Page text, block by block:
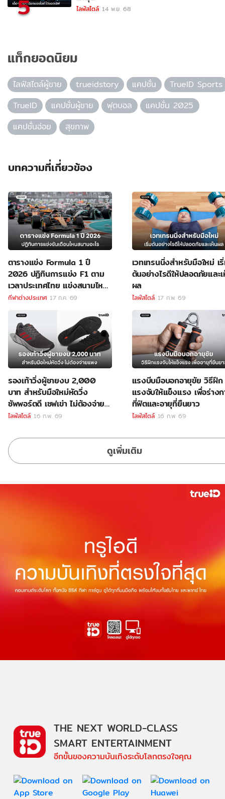
5 ไลฟ์สไตล์ 14 พ.ย. 68
แท็กยอดนิยม
ไลฟ์สไตล์ผู้ชาย trueidstory แคปชั่น
TrueID Sports
TrueID
แคปชั่นผู้ชาย ฟุตบอล
แคปชั่น 2025
แคปชั่นอ่อย
สุขภาพ
บทความที่เกี่ยวข้อง
ตารางแข่ง Formula 1 ปี
2026 ปฏิทินการแข่ง F1 ตาม
เวลาประเทศไทย แข่งสนามไหน
ลิงค์ดูสด F1
กีฬาต่างประเทศ 17 ก.ค. 69
เวทเทรนนิ่งสำหรับมือใหม่ เ
ต้นอย่างไรดีให้ปลอดภัยและ
ผล
ไลฟ์สไตล์ 17 ก.พ. 69
รองเท้าวิ่งผู้ชายงบ 2,000
บาท สำหรับมือใหม่หัดวิ่ง
ซัพพอร์ตดี เซฟเข่า ไม่ต้องจ่าย
แพง
ไลฟ์สไตล์ 16 ก.พ. 69
แรงบีบมือบอกอายุขัย วิธีฝึก
แรงจับให้แข็งแรง เพื่อร่าง
ที่ฟิตและอายุที่ยืนยาว
ไลฟ์สไตล์ 16 ก.พ. 69
ดูเพิ่มเติม
THE NEXT WORLD-CLASS
SMART ENTERTAINMENT
อีกขั้นของความบันเทิงระดับโลกตรงใจคุณ